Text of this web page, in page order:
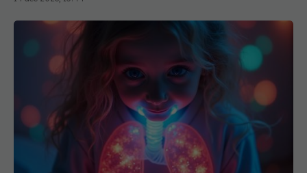
Probleme pulmonare ascunse, descoperite la
copiii cu long-COVID